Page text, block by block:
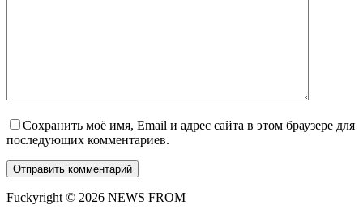
Сохранить моё имя, Email и адрес сайта в этом браузере для
последующих комментариев.
Отправить комментарий
Fuckyright © 2026 NEWS FROM